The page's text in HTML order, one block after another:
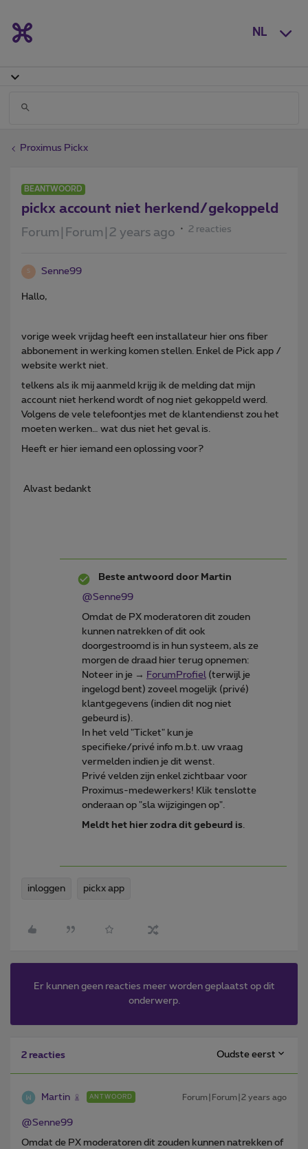
NL
Proximus Pickx
BEANTWOORD
pickx account niet herkend/gekoppeld
Forum|Forum|2 years ago 2 reacties
S Senne99
Hallo,
vorige week vrijdag heeft een installateur hier ons fiber
abbonement in werking komen stellen. Enkel de Pick app /
website werkt niet.
telkens als ik mij aanmeld krijg ik de melding dat mijn
account niet herkend wordt of nog niet gekoppeld werd.
Volgens de vele telefoontjes met de klantendienst zou het
moeten werken… wat dus niet het geval is.
Heeft er hier iemand een oplossing voor?
Alvast bedankt
Beste antwoord door Martin
@Senne99
Omdat de PX moderatoren dit zouden
kunnen natrekken of dit ook
doorgestroomd is in hun systeem, als ze
morgen de draad hier terug opnemen:
Noteer in je → ForumProfiel (terwijl je
ingelogd bent) zoveel mogelijk (privé)
klantgegevens (indien dit nog niet
gebeurd is).
In het veld "Ticket" kun je
specifieke/privé info m.b.t. uw vraag
vermelden indien je dit wenst.
Privé velden zijn enkel zichtbaar voor
Proximus-medewerkers! Klik tenslotte
onderaan op "sla wijzigingen op".
Meldt het hier zodra dit gebeurd is
inloggen pickx app
Er kunnen geen reacties meer worden geplaatst op dit
onderwerp.
2 reacties Oudste eerst
Martin ANTWOORD Forum|Forum|2 years ago
@Senne99
Omdat de PX moderatoren dit zouden kunnen natrekken of